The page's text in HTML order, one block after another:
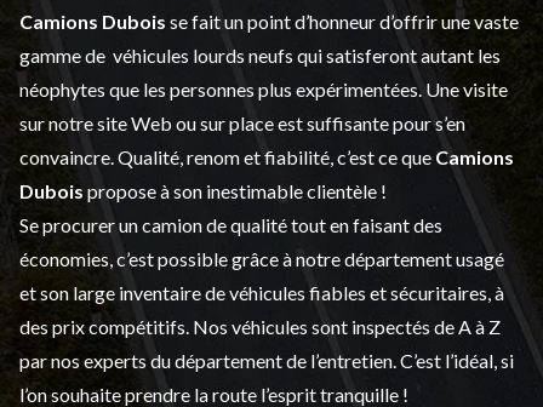
Camions Dubois se fait un point d’honneur d’offrir une vaste
gamme de véhicules lourds neufs qui satisferont autant les
néophytes que les personnes plus expérimentées. Une visite
sur notre site Web ou sur place est suffisante pour s’en
convaincre. Qualité, renom et fiabilité, c’est ce que Camions
Dubois propose à son inestimable clientèle !
Se procurer un camion de qualité tout en faisant des
économies, c’est possible grâce à notredépartement usagé
et son large inventaire de véhicules fiables et sécuritaires, à
des prix compétitifs. Nos véhicules sont inspectés de A à Z
par nos experts du département de l’entretien . C’est l’idéal, si
l’on souhaite prendre la route l’esprit tranquille !